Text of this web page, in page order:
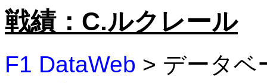
戦績：C.ルクレール
F1 DataWeb > データ